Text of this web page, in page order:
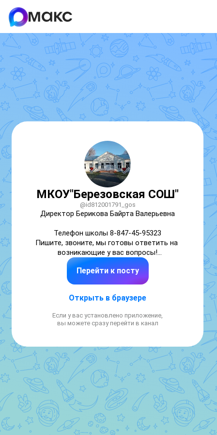
МКОУ"Березовская СОШ"
@id812001791_gos
Директор Берикова Байрта Валерьевна
Телефон школы 8-847-45-95323
Пишите, звоните, мы готовы ответить на
возникающие у вас вопросы!
О жизни школы и учебе. Для учеников, их
родителей, учителей, выпускников и всех
Перейти к посту
Открыть в браузере
Если у вас установлено приложение,
вы можете сразу перейти в канал